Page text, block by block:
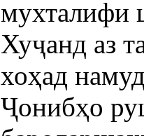
мухталифи
Хуҷанд аз
хоҳад
Ҷонибҳо